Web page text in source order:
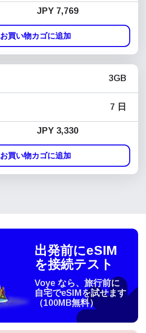
JPY 7,769
お買い物カゴに追加
3GB
7 日
JPY 3,330
お買い物カゴに追加
出発前にeSIM
を接続テスト
Voye なら、旅行前に
自宅でeSIMを試せます
（100MB無料）